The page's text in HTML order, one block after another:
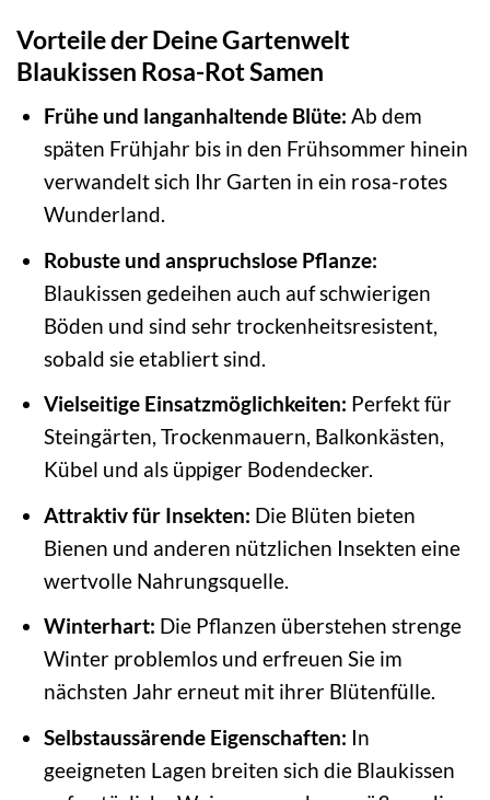
Vorteile der Deine Gartenwelt
Blaukissen Rosa-Rot Samen
Frühe und langanhaltende Blüte: Ab dem
späten Frühjahr bis in den Frühsommer hinein
verwandelt sich Ihr Garten in ein rosa-rotes
Wunderland.
Robuste und anspruchslose Pflanze:
Blaukissen gedeihen auch auf schwierigen
Böden und sind sehr trockenheitsresistent,
sobald sie etabliert sind.
Vielseitige Einsatzmöglichkeiten: Perfekt für
Steingärten, Trockenmauern, Balkonkästen,
Kübel und als üppiger Bodendecker.
Attraktiv für Insekten: Die Blüten bieten
Bienen und anderen nützlichen Insekten eine
wertvolle Nahrungsquelle.
Winterhart: Die Pflanzen überstehen strenge
Winter problemlos und erfreuen Sie im
nächsten Jahr erneut mit ihrer Blütenfülle.
Selbstaussärende Eigenschaften: In
geeigneten Lagen breiten sich die Blaukissen